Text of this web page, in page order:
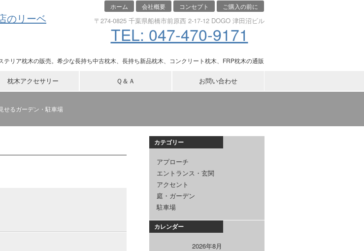
ホーム 会社概要 コンセプト ご購入の前に
〒274-0825 千葉県船橋市前原西 2-17-12 DOGO 津田沼ビル
TEL: 047-470-9171
テリア枕木の販売。希少な長持ち中古枕木、長持ち新品枕木、コンクリート枕木、FRP枕木の通販
枕木アクセサリー Ｑ＆Ａ お問い合わせ
せるガーデン・駐車場
カテゴリー
アプローチ
エントランス・玄関
アクセント
庭・ガーデン
駐車場
カレンダー
2026年8月